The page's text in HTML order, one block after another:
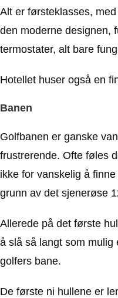
Alt er førsteklasses,
den moderne designen,
termostater, alt bare
Hotellet huser også en
Banen
Golfbanen er ganske
frustrerende. Ofte føles
ikke for vanskelig å
grunn av det sjenerøse
Allerede på det første
å slå så langt som mulig
golfers bane.
De første ni hullene er